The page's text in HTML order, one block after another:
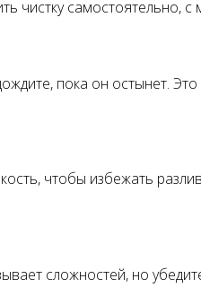
чистку самостоятельно,
пока он остынет.
чтобы избежать
сложностей, но